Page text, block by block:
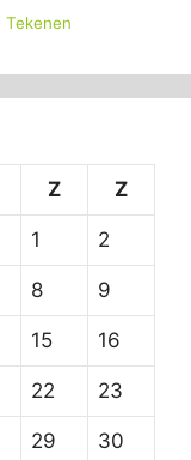
Tekenen
Z Z
1 2
8 9
15 16
22 23
29 30